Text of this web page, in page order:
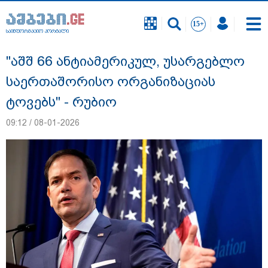
საინფორმაციო პორტალი
სასკოლო ფორმების ჩინეთიდან
საქართველოში მოწოდება სამ ეტაპად
მოხდება - დეტალები
საინფორმაციო პორტალი
"აშშ 66 ანტიამერიკულ, უსარგებლო
საერთაშორისო ორგანიზაციას
ტოვებს" - რუბიო
09:12 / 08-01-2026